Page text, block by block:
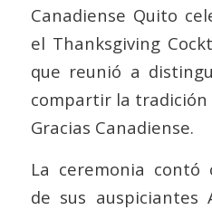
Canadiense Quito
el Thanksgiving
que reunió a
compartir la tradición
Gracias Canadiense.
La ceremonia contó
de sus auspiciantes